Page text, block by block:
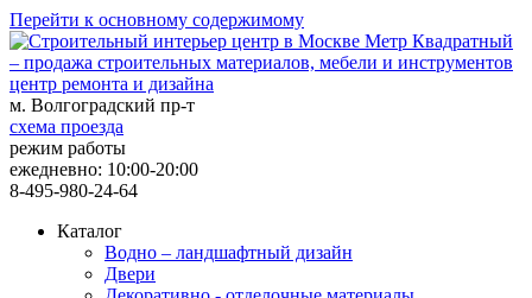
Перейти к основному содержимому
центр ремонта и дизайна
м. Волгоградский пр-т
схема проезда
режим работы
ежедневно: 10:00-20:00
8-495-980-24-64
Каталог
Водно – ландшафтный дизайн
Двери